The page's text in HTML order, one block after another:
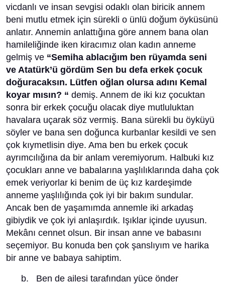
vicdanlı ve insan sevgisi odaklı olan biricik annem
beni mutlu etmek için sürekli o ünlü doğum öyküsünü
anlatır. Annemin anlattığına göre annem bana olan
hamileliğinde iken kiracımız olan kadın anneme
gelmiş ve “Semiha ablacığım ben rüyamda seni
ve Atatürk’ü gördüm Sen bu defa erkek çocuk
doğuracaksın. Lütfen oğlan olursa adını Kemal
koyar mısın? “ demiş. Annem de iki kız çocuktan
sonra bir erkek çocuğu olacak diye mutluluktan
havalara uçarak söz vermiş. Bana sürekli bu öyküyü
söyler ve bana sen doğunca kurbanlar kesildi ve sen
çok kıymetlisin diye. Ama ben bu erkek çocuk
ayrımcılığına da bir anlam veremiyorum. Halbuki kız
çocukları anne ve babalarına yaşlılıklarında daha çok
emek veriyorlar ki benim de üç kız kardeşimde
anneme yaşlılığında çok iyi bir bakım sundular.
Ancak ben de yaşamımda annemle iki arkadaş
gibiydik ve çok iyi anlaşırdık. Işıklar içinde uyusun.
Mekânı cennet olsun. Bir insan anne ve babasını
seçemiyor. Bu konuda ben çok şanslıyım ve harika
bir anne ve babaya sahiptim.
b. Ben de ailesi tarafından yüce önder